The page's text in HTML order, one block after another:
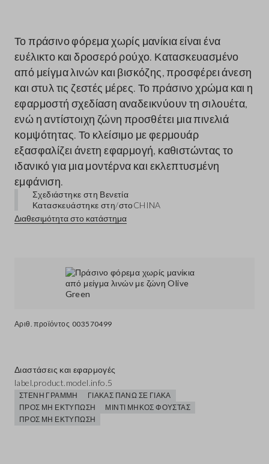
Αριθ. προϊόντος 003570499
Το πράσινο φόρεμα χωρίς μανίκια είναι ένα
ευέλικτο και δροσερό ρούχο. Κατασκευασμένο
από μείγμα λινών και βισκόζης, προσφέρει άνεση
και στυλ τις ζεστές μέρες. Το πράσινο χρώμα και η
εφαρμοστή σχεδίαση αναδεικνύουν τη σιλουέτα,
ενώ η αντίστοιχη ζώνη προσθέτει μια πινελιά
κομψότητας. Το κλείσιμο με φερμουάρ
εξασφαλίζει άνετη εφαρμογή, καθιστώντας το
ιδανικό για μια μοντέρνα και εκλεπτυσμένη
εμφάνιση.
Σχεδιάστηκε στη Βενετία
Κατασκευάστηκε στη/στοCHINA
Διαθεσιμότητα στο κατάστημα
Διαστάσεις και εφαρμογές
label.product.model.info.5
ΣΤΕΝΉ ΓΡΑΜΜΉ
ΓΙΑΚΆΣ ΠΆΝΩ ΣΕ ΓΙΑΚΆ
ΠΡΟΣ ΜΗ ΕΚΤΎΠΩΣΗ
ΜΊΝΤΙ ΜΉΚΟΣ ΦΟΎΣΤΑΣ
ΠΡΟΣ ΜΗ ΕΚΤΎΠΩΣΗ